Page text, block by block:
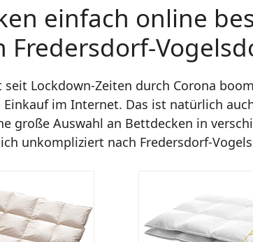
einfach online
Fredersdorf-
seit Lockdown-Zeiten durch Corona
Einkauf im Internet. Das ist natürlich
große Auswahl an Bettdecken in
unkompliziert nach Fredersdorf-